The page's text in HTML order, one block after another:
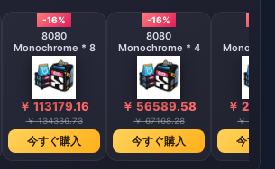
-16%
8080
Monochrome * 8
￥ 113179.16
￥ 134336.73
今すぐ購入
-16%
8080
Monochrome * 4
￥ 56589.58
￥ 67168.28
今すぐ購入
￥
￥
今すぐ